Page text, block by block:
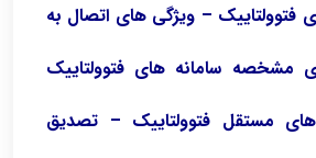
های فتوولتاییک – ویژگی های اتصال به
مشخصه سامانه های فتوولتاییک
های مستقل فتوولتاییک – تصدیق